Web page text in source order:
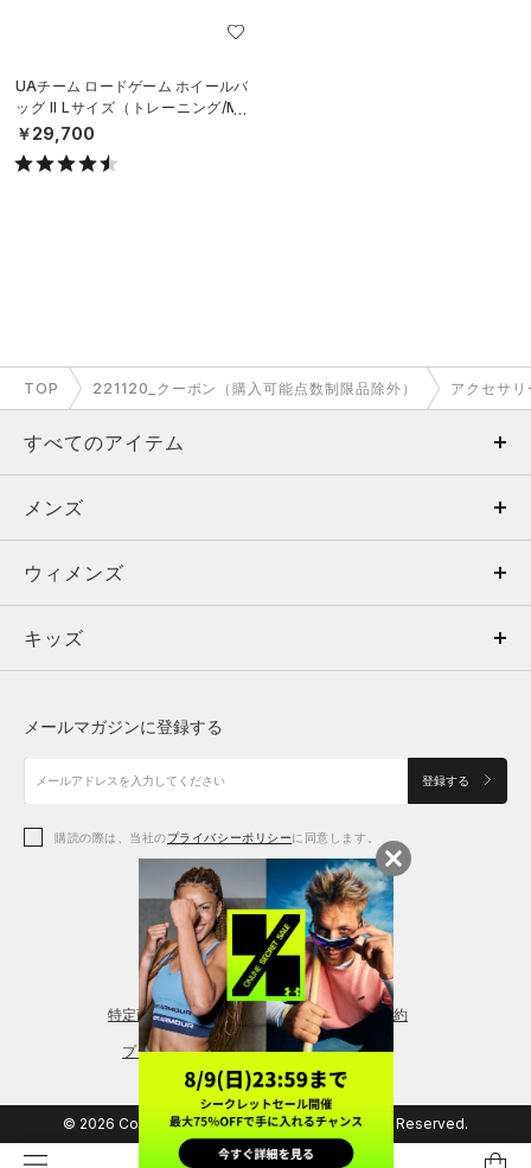
UAチーム ロードゲーム ホイールバ
ッグ II Lサイズ（トレーニング/ME
N）
￥29,700
TOP 221120_クーポン（購入可能点数制限品除外） アクセサリ
すべてのアイテム
メンズ
ウィメンズ
キッズ
アクセサリー
メンズ
トップス
ボトムス
アクセサリー
ウィメンズ
トップス
シューズ
アクセサリー
レギンス＆タイツ
キッズ
シューズ
メールマガジンに登録する
登録する
購読の際は、当社のプライバシーポリシーに同意します。
特定商取引法に基づく通販の表記 会員規約
プライバシーポリシー
© 2026 Copyright DOME Corporation. All Rights Reserved.